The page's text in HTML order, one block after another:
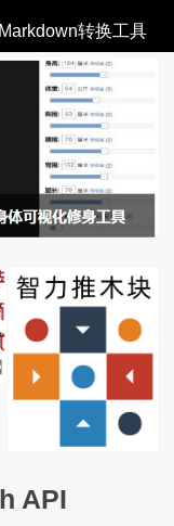
Markdown转换工具
全部文章
API